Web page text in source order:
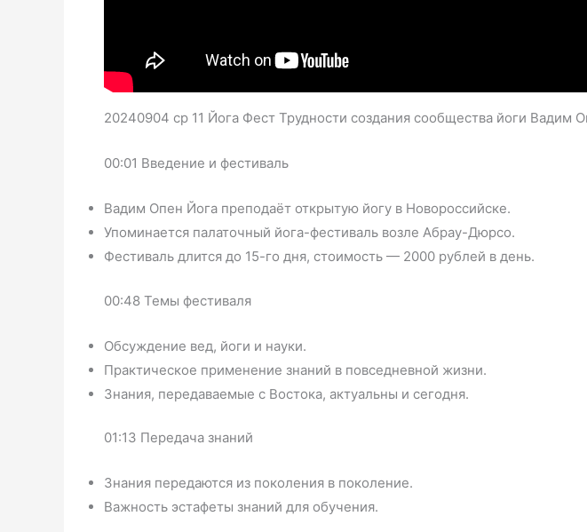
20240904 ср 11 Йога Фест Трудности создания сообщества йоги Вадим
00:01 Введение и фестиваль
Вадим Опен Йога преподаёт открытую йогу в Новороссийске.
Упоминается палаточный йога-фестиваль возле Абрау-Дюрсо.
Фестиваль длится до 15-го дня, стоимость — 2000 рублей в день.
00:48 Темы фестиваля
Обсуждение вед, йоги и науки.
Практическое применение знаний в повседневной жизни.
Знания, передаваемые с Востока, актуальны и сегодня.
01:13 Передача знаний
Знания передаются из поколения в поколение.
Важность эстафеты знаний для обучения.